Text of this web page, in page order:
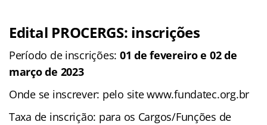
Edital PROCERGS: inscrições
Período de inscrições: 01 de fevereiro e 02 de
março de 2023
Onde se inscrever: pelo site www.fundatec.org.br
Taxa de inscrição: para os Cargos/Funções de